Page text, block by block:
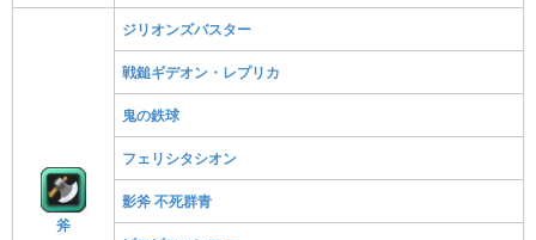
斧
ジリオンズバスター
戦鎚ギデオン・レプリカ
鬼の鉄球
フェリシタシオン
影斧 不死群青